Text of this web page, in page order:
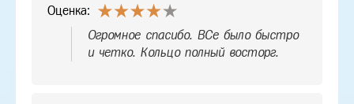
Оценка:
Огромное спасибо. ВСе было быстро
и четко. Кольцо полный восторг.